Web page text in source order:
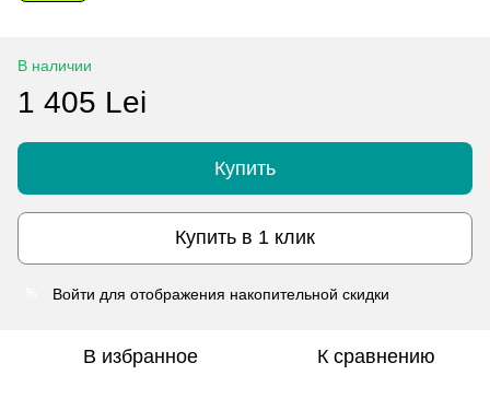
В наличии
1 405 Lei
Купить
Купить в 1 клик
Войти для отображения накопительной скидки
В избранное К сравнению